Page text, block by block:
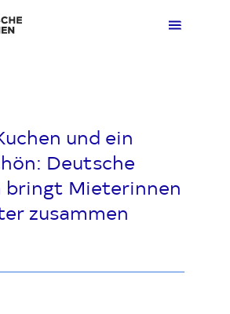
und ein
Deutsche
bringt Mieterinnen
zusammen